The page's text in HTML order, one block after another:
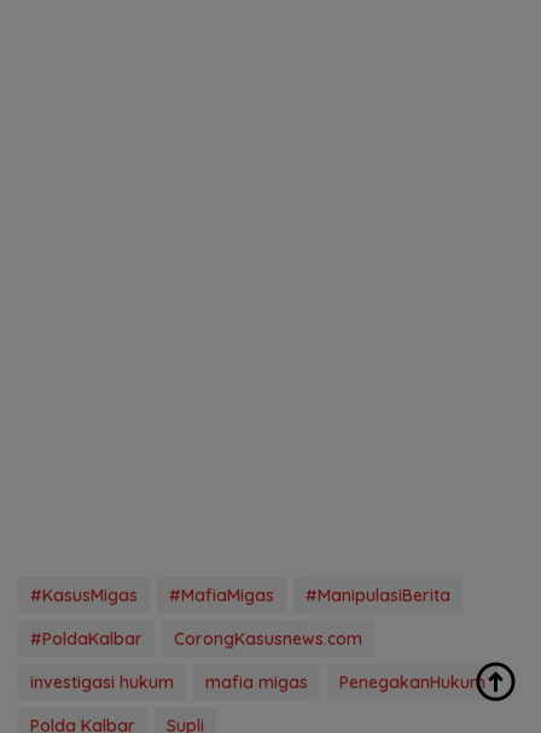
#KasusMigas #MafiaMigas
#ManipulasiBerita
#PoldaKalbar
CorongKasusnews.com
investigasi hukum
mafia migas
PenegakanHukum
Polda Kalbar
Supli